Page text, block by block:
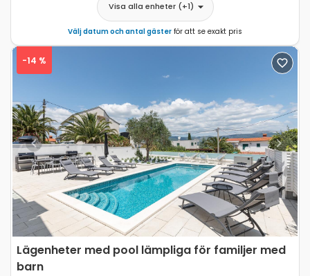
Visa alla enheter(+1)
Välj datum och antal gäster för att se exakt pris
Previous Next
-14 %
Lägenheter med pool lämpliga för familjer med
barn